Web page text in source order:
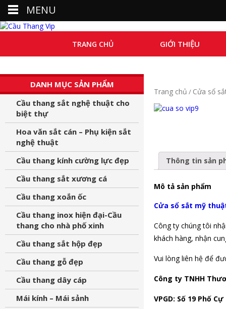
TRANG CHỦ GIỚI THIỆU
Trang chủ / Cửa sổ
Thông tin sản
Mô tả sản phẩm
Cửa sổ sắt mỹ
Công ty chúng tôi
khách hàng, nhận
Vui lòng liên hệ để
Công ty TNHH
VPGD: Số 19 Phố
DANH MỤC SẢN PHẨM
Cầu thang sắt nghệ thuật cho
biệt thự
Hoa văn sắt cán – Phụ kiện sắt
nghệ thuật
Cầu thang kính cường lực đẹp
Cầu thang sắt xương cá
Cầu thang xoắn ốc
Cầu thang inox hiện đại-Cầu
thang cho nhà phố xinh
Cầu thang sắt hộp đẹp
Cầu thang gỗ đẹp
Cầu thang dây cáp
Mái kính – Mái sảnh
MENU